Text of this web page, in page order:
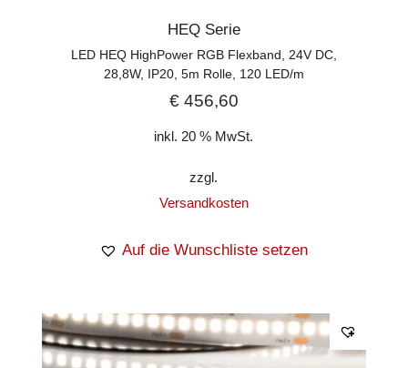
HEQ Serie
LED HEQ HighPower RGB Flexband, 24V DC,
28,8W, IP20, 5m Rolle, 120 LED/m
€456,60
inkl. 20 % MwSt.
zzgl.
Versandkosten
Auf die Wunschliste setzen